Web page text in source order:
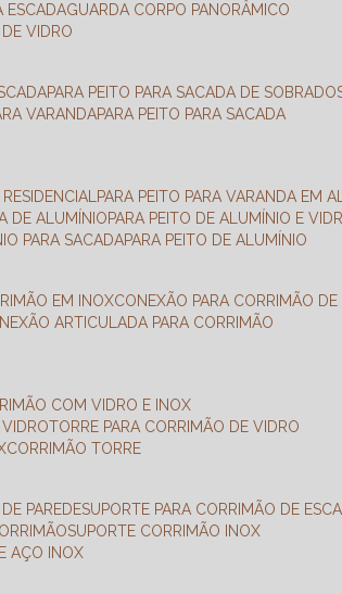
ESCADA
GUARDA CORPO PANORÂMICO
DE VIDRO
PARA PEITO PARA SACADA DE
VARANDA PARA PEITO PARA SACADA
PARA PEITO PARA VARANDA EM
DE ALUMÍNIO PARA PEITO DE ALUMÍNIO E
PARA SACADA PARA PEITO DE ALUMÍNIO
EM INOX
CONEXÃO PARA CORRIMÃO
ARTICULADA PARA CORRIMÃO
COM VIDRO E INOX
VIDRO TORRE PARA CORRIMÃO DE VIDRO
CORRIMÃO TORRE
PAREDE SUPORTE PARA CORRIMÃO DE
SUPORTE CORRIMÃO INOX
AÇO INOX